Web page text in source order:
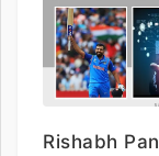
Rishabh Pant